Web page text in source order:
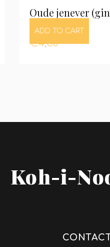
Oude jenever
ADD TO CART
€4,50
Koh-i-